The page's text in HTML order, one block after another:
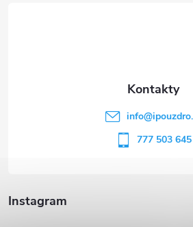
Instagram
info@
777 503 645